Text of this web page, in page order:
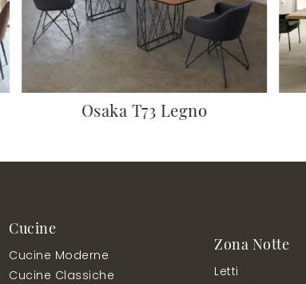
Osaka T73 Legno
Cucine
Cucine Moderne
Cucine Classiche
Zona Notte
Letti